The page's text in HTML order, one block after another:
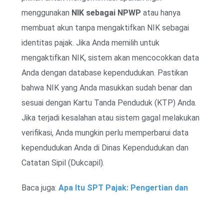
menggunakan NIK sebagai NPWP atau hanya
membuat akun tanpa mengaktifkan NIK sebagai
identitas pajak. Jika Anda memilih untuk
mengaktifkan NIK, sistem akan mencocokkan data
Anda dengan database kependudukan. Pastikan
bahwa NIK yang Anda masukkan sudah benar dan
sesuai dengan Kartu Tanda Penduduk (KTP) Anda.
Jika terjadi kesalahan atau sistem gagal melakukan
verifikasi, Anda mungkin perlu memperbarui data
kependudukan Anda di Dinas Kependudukan dan
Catatan Sipil (Dukcapil).
Baca juga: Apa Itu SPT Pajak: Pengertian dan